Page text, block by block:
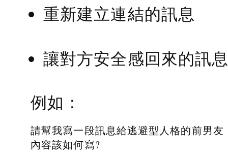
重新建立連結的訊息
讓對方安全感回來的訊
例如：
請幫我寫一段訊息給逃避型人格的前男友
內容該如何寫?